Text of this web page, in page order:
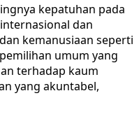
kepatuhan pada
dan
kemanusiaan seperti
umum yang
terhadap kaum
yang akuntabel,